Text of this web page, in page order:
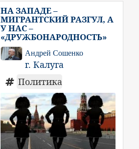
НА ЗАПАДЕ –
МИГРАНТСКИЙ РАЗГУЛ, А
У НАС –
«ДРУЖБОНАРОДНОСТЬ»
Андрей Сошенко
г. Калуга
Политика